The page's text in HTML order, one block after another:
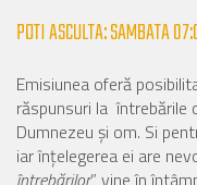
POTI ASCULTA: SAMBATA
Emisiunea oferă
răspunsuri la întrebările
Dumnezeu și om. Si
iar înțelegerea ei are